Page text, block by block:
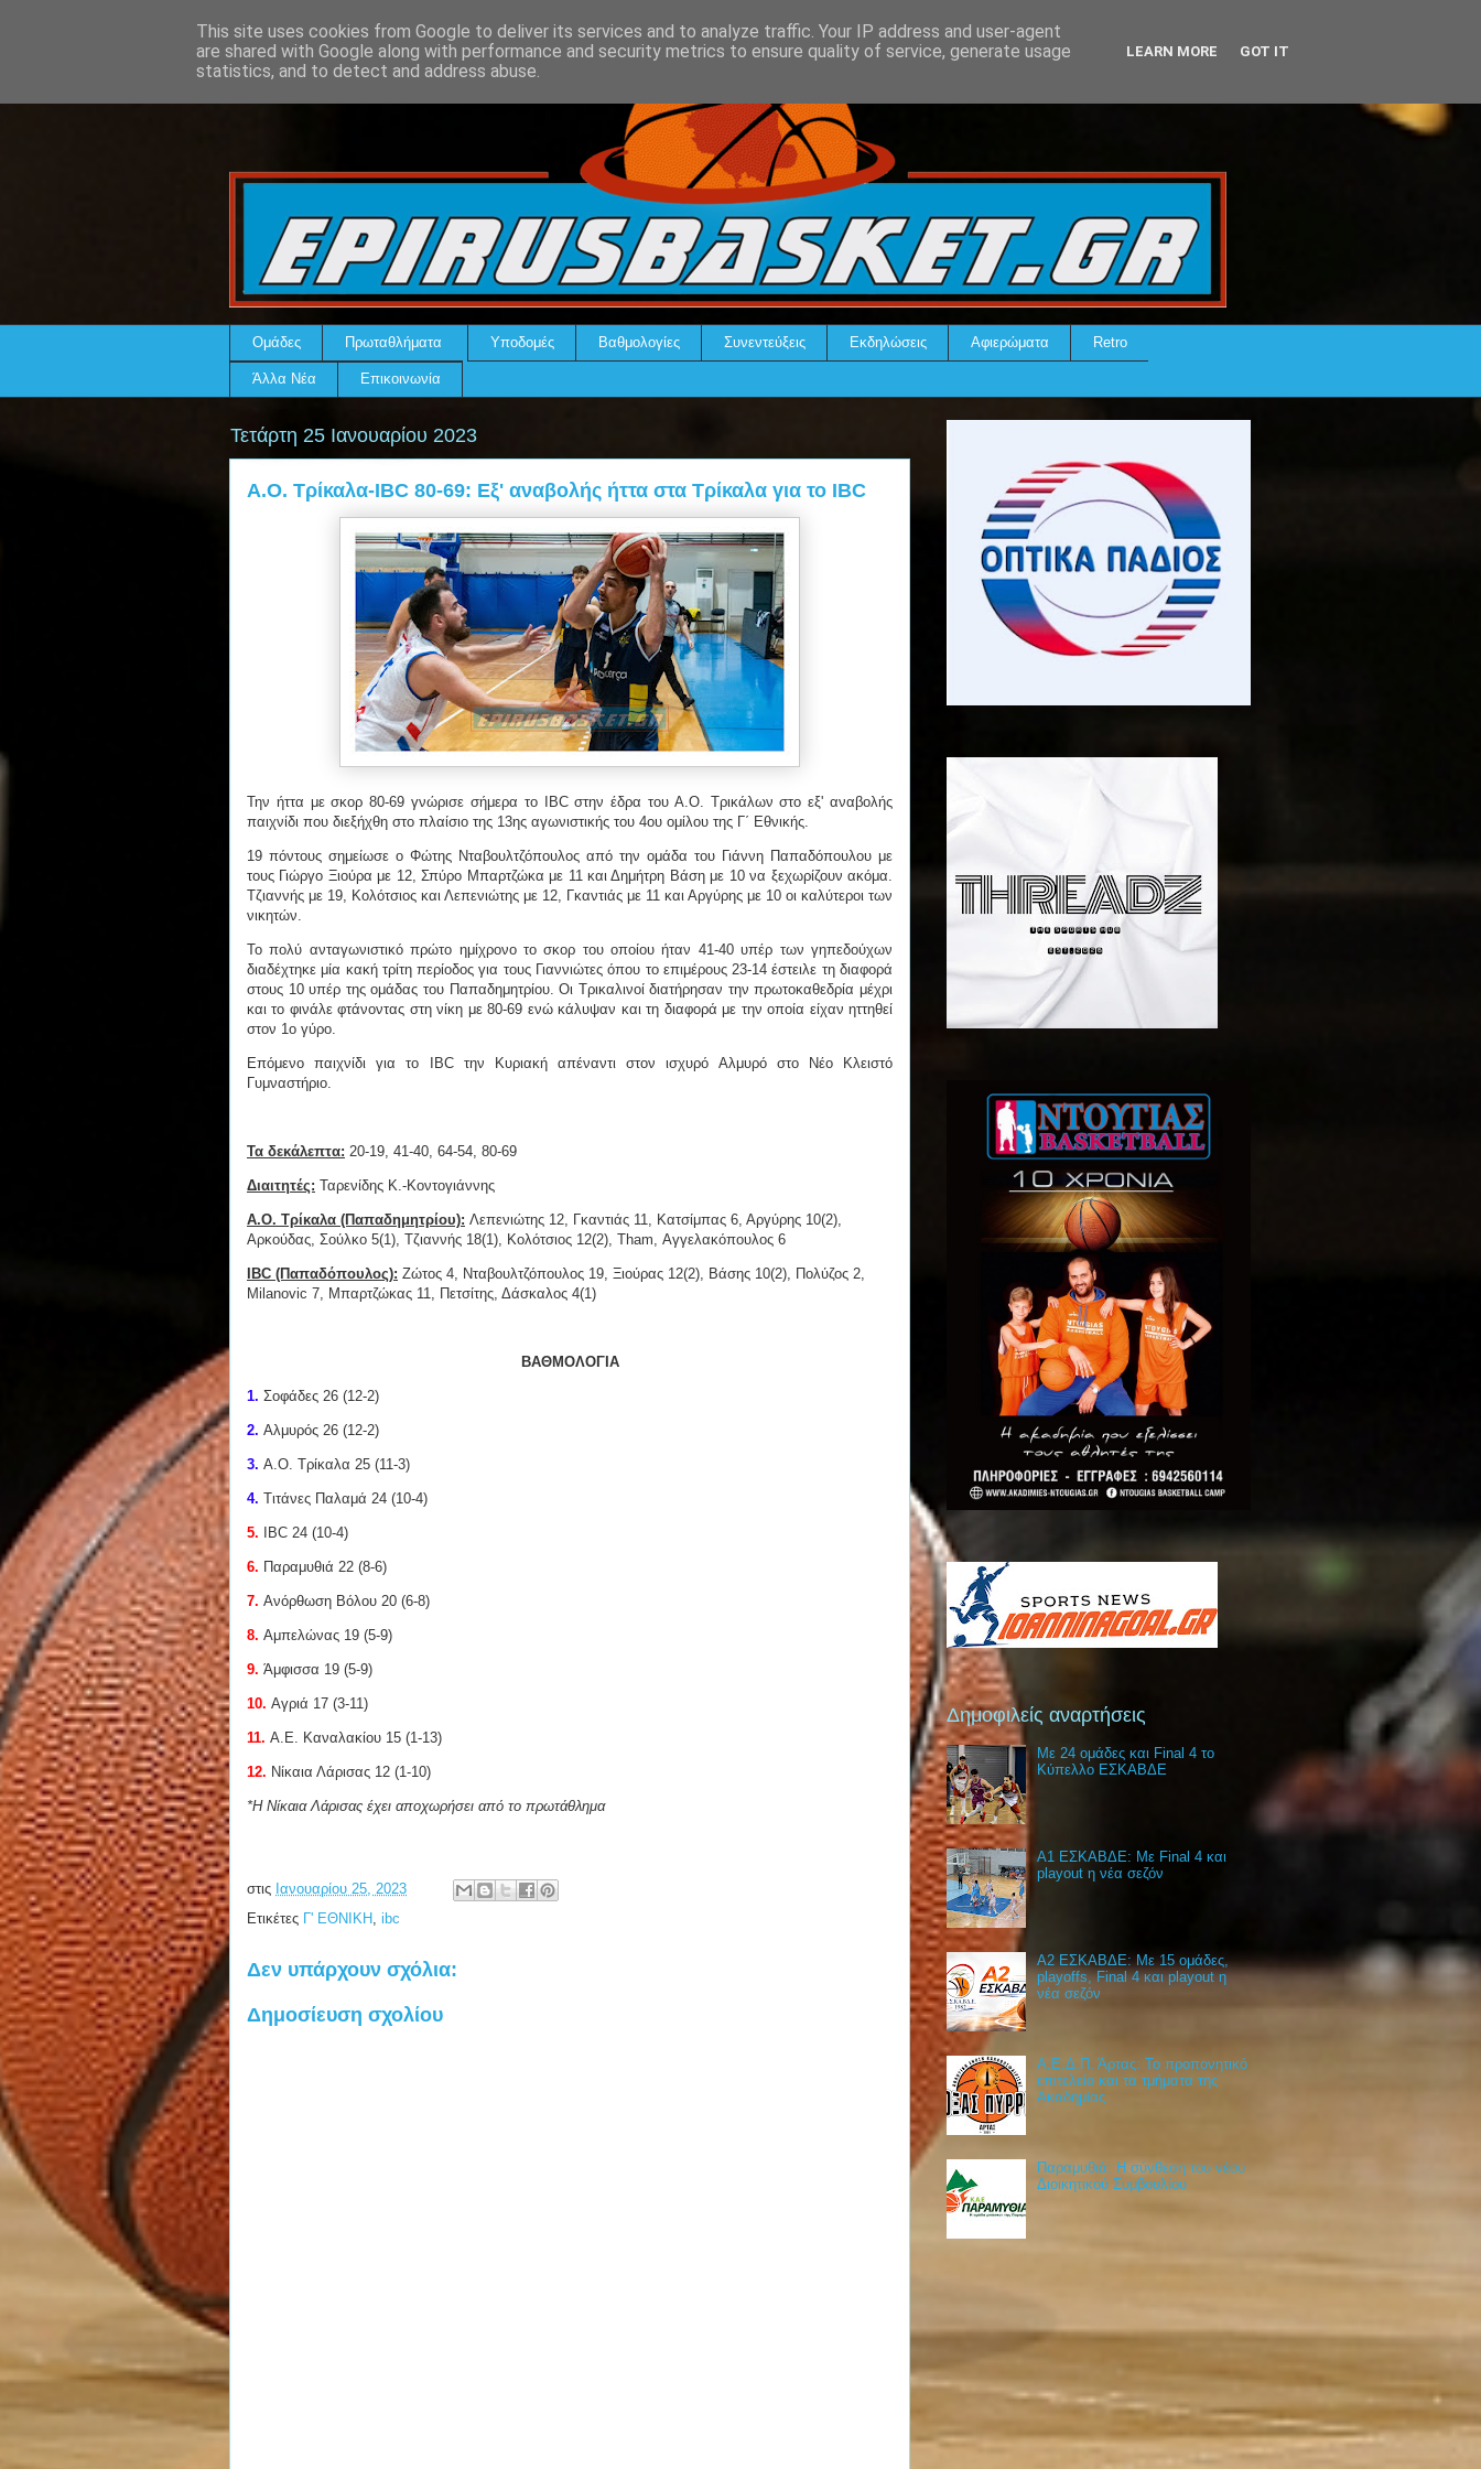
Ομάδες Πρωταθλήματα Υποδομές Βαθμολογίες Συνεντεύξεις Εκδηλώσεις Αφιερώματα Retro
Άλλα Νέα Επικοινωνία
Τετάρτη 25 Ιανουαρίου 2023
Α.Ο. Τρίκαλα-IBC 80-69: Εξ' αναβολής ήττα στα Τρίκαλα για το IBC
Την ήττα με σκορ 80-69 γνώρισε σήμερα το IBC στην έδρα του Α.Ο. Τρικάλων στο εξ' αναβολής
παιχνίδι που διεξήχθη στο πλαίσιο της 13ης αγωνιστικής του 4ου ομίλου της Γ΄ Εθνικής.
19 πόντους σημείωσε ο Φώτης Νταβουλτζόπουλος από την ομάδα του Γιάννη Παπαδόπουλου με
τους Γιώργο Ξιούρα με 12, Σπύρο Μπαρτζώκα με 11 και Δημήτρη Βάση με 10 να ξεχωρίζουν ακόμα.
Τζιαννής με 19, Κολότσιος και Λεπενιώτης με 12, Γκαντιάς με 11 και Αργύρης με 10 οι καλύτεροι των
νικητών.
Το πολύ ανταγωνιστικό πρώτο ημίχρονο το σκορ του οποίου ήταν 41-40 υπέρ των γηπεδούχων
διαδέχτηκε μία κακή τρίτη περίοδος για τους Γιαννιώτες όπου το επιμέρους 23-14 έστειλε τη διαφορά
στους 10 υπέρ της ομάδας του Παπαδημητρίου. Οι Τρικαλινοί διατήρησαν την πρωτοκαθεδρία μέχρι
και το φινάλε φτάνοντας στη νίκη με 80-69 ενώ κάλυψαν και τη διαφορά με την οποία είχαν ηττηθεί
στον 1ο γύρο.
Επόμενο παιχνίδι για το IBC την Κυριακή απέναντι στον ισχυρό Αλμυρό στο Νέο Κλειστό
Γυμναστήριο.
Τα δεκάλεπτα: 20-19, 41-40, 64-54, 80-69
Διαιτητές: Ταρενίδης Κ.-Κοντογιάννης
Α.Ο. Τρίκαλα (Παπαδημητρίου): Λεπενιώτης 12, Γκαντιάς 11, Κατσίμπας 6, Αργύρης 10(2),
Αρκούδας, Σούλκο 5(1), Τζιαννής 18(1), Κολότσιος 12(2), Tham, Αγγελακόπουλος 6
IBC (Παπαδόπουλος): Ζώτος 4, Νταβουλτζόπουλος 19, Ξιούρας 12(2), Βάσης 10(2), Πολύζος 2,
Milanovic 7, Μπαρτζώκας 11, Πετσίτης, Δάσκαλος 4(1)
ΒΑΘΜΟΛΟΓΙΑ
1. Σοφάδες 26 (12-2)
2. Αλμυρός 26 (12-2)
3. Α.Ο. Τρίκαλα 25 (11-3)
4. Τιτάνες Παλαμά 24 (10-4)
5. IBC 24 (10-4)
6. Παραμυθιά 22 (8-6)
7. Ανόρθωση Βόλου 20 (6-8)
8. Αμπελώνας 19 (5-9)
9. Άμφισσα 19 (5-9)
10. Αγριά 17 (3-11)
11. Α.Ε. Καναλακίου 15 (1-13)
12. Νίκαια Λάρισας 12 (1-10)
*Η Νίκαια Λάρισας έχει αποχωρήσει από το πρωτάθλημα
στις Ιανουαρίου 25, 2023
Ετικέτες Γ' ΕΘΝΙΚΗ , ibc
Δεν υπάρχουν σχόλια:
Δημοσίευση σχολίου
Δημοφιλείς αναρτήσεις
Με 24 ομάδες και Final 4 το
Κύπελλο ΕΣΚΑΒΔΕ
Α1 ΕΣΚΑΒΔΕ: Με Final 4 και
playout η νέα σεζόν
Α2 ΕΣΚΑΒΔΕ: Με 15 ομάδες,
playoffs, Final 4 και playout η
νέα σεζόν
Α.Ε.Δ.Π. Άρτας: Το προπονητικό
επιτελείο και τα τμήματα της
Ακαδημίας
Παραμυθιά: Η σύνθεση του νέου
Διοικητικού Συμβουλίου
This site uses cookies from Google to deliver its services and to analyze traffic. Your IP address and user-agent
are shared with Google along with performance and security metrics to ensure quality of service, generate usage
statistics, and to detect and address abuse.
LEARN MORE GOT IT